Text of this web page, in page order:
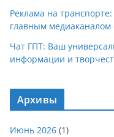
Реклама на
главным медиаканалом
Чат ГПТ: Ваш
информации и
Архивы
Июнь 2026 (1)